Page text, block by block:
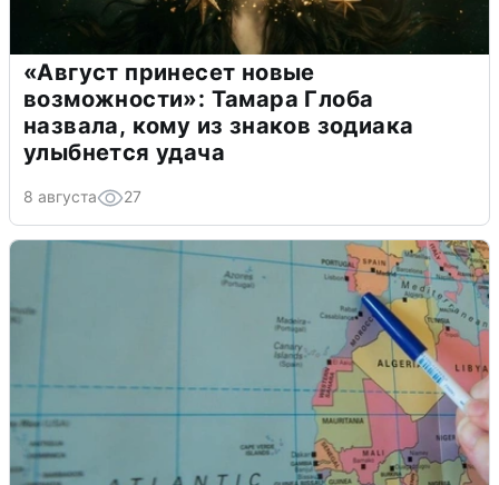
«Август принесет новые
возможности»: Тамара Глоба
назвала, кому из знаков зодиака
улыбнется удача
8 августа 27